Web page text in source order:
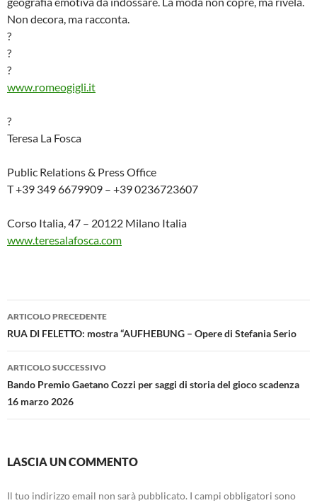
Non decora, ma racconta.
?
?
?
www.romeogigli.it
?
Teresa La Fosca
Public Relations & Press Office
T +39 349 6679909 – +39 0236723607
Corso Italia, 47 – 20122 Milano Italia
www.teresalafosca.com
Navigazione
articolo
ARTICOLO PRECEDENTE
RUA DI FELETTO: mostra “AUFHEBUNG – Opere di Stefania Serio
ARTICOLO SUCCESSIVO
Bando Premio Gaetano Cozzi per saggi di storia del gioco scadenza
16 marzo 2026
LASCIA UN COMMENTO
Il tuo indirizzo email non sarà pubblicato. I campi obbligatori sono